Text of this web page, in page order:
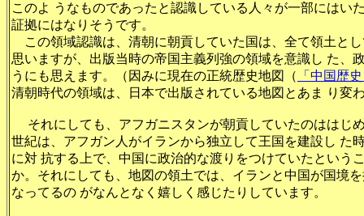
このよ うなものであったと認識している人々が一部には
証拠にはなりそうです。
この領域認識は、清朝に朝貢していた国は、全て領土と
思いますが、出版当時の帝国主義列強の領域を意識し た、
うにも思えます。（因みに現在の正統歴史地図（
「中国歴
清朝時代の領域は、日本で出版されている地図とあま り変
それにしても、アフガニスタンが朝貢していたのははじ
世紀は、アフガン人がイランから独立して王国を建設し た
に対 抗する上で、中国に政治的な渡りをつけていたという
か。それにしても、地図の領土では、イランと中国が国境
なってるの がなんとなく嬉しく感じたりしています。